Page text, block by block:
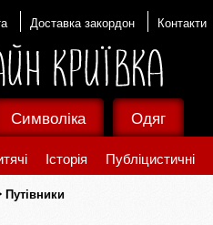
Доставка закордон Контакти
Історія Публіцистичні
Символіка Одяг
Путівники